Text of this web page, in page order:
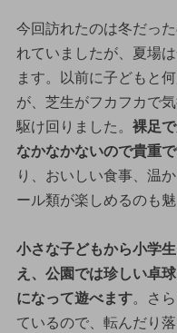
今回訪れたのは冬だっ
れていましたが、夏場
ます。以前に子どもと
が、芝生がフカフカで
駆け回りました。 裸足
なかなかないので貴重で
り、おいしい食事、温
ール類が楽しめるのも魅
小さな子どもから小学
え、公園では珍しい卓
になって遊べます。さ
ているので、転んだり